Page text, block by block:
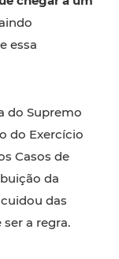
essa
do Supremo
do Exercício
Casos de
da
das
a regra.